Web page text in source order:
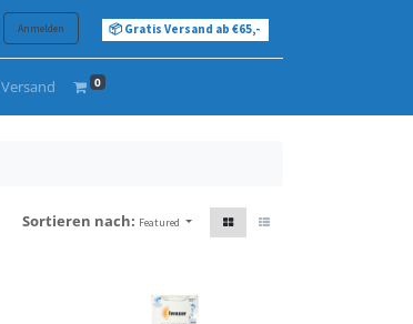
Anmelden 📦 Gratis Versand ab €65,-
Versand 0
Sortieren nach: Featured